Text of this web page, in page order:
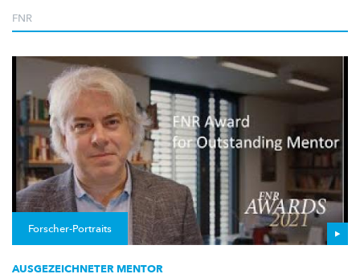
FNR
Forscher-Portraits
AUSGEZEICHNETER MENTOR